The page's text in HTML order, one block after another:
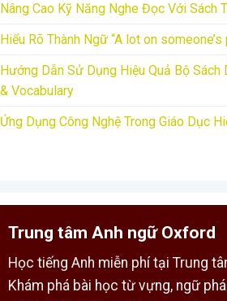
Nâng Cao Kỹ Năng Nghe Đọc Với Sách
Hiểu Rõ Thành Ngữ “A lot on someone’s
Hướng Dẫn Sử Dụng Hiệu Quả Bộ Sách
& Vocabulary
Ứng Dụng Công Nghệ Trong Giáo Dục
Trung tâm Anh ngữ Oxford
Học tiếng Anh miễn phí tại Trung
Khám phá bài học từ vựng, ngữ